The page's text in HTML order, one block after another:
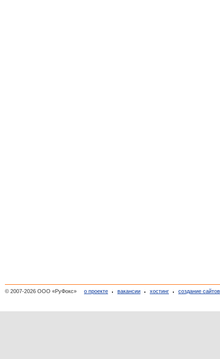
© 2007-2026 ООО «РуФокс» о проекте вакансии хостинг создание сайтов